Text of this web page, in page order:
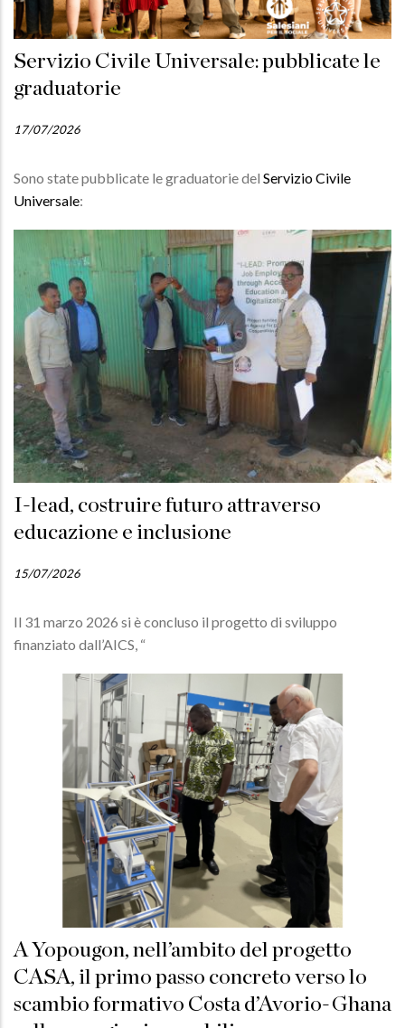
Servizio Civile Universale: pubblicate le
graduatorie
17/07/2026
Sono state pubblicate le graduatorie del Servizio Civile
Universale:
I-lead, costruire futuro attraverso
educazione e inclusione
15/07/2026
Il 31 marzo 2026 si è concluso il progetto di sviluppo
finanziato dall’AICS, “
A Yopougon, nell’ambito del progetto
CASA, il primo passo concreto verso lo
scambio formativo Costa d’Avorio-Ghana